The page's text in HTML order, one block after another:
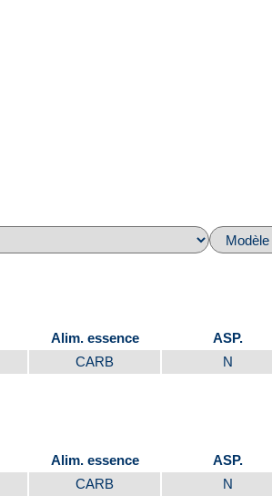
Alim. essence ASP.
CARB N
Alim. essence ASP.
CARB N